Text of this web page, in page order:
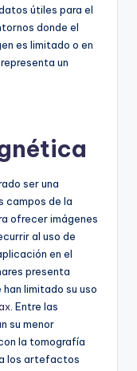
útiles para el
donde el
es limitado o en
un
ser una
campos de la
ofrecer imágenes
al uso de
en el
presenta
limitado su uso
. Entre las
su menor
la tomografía
los artefactos